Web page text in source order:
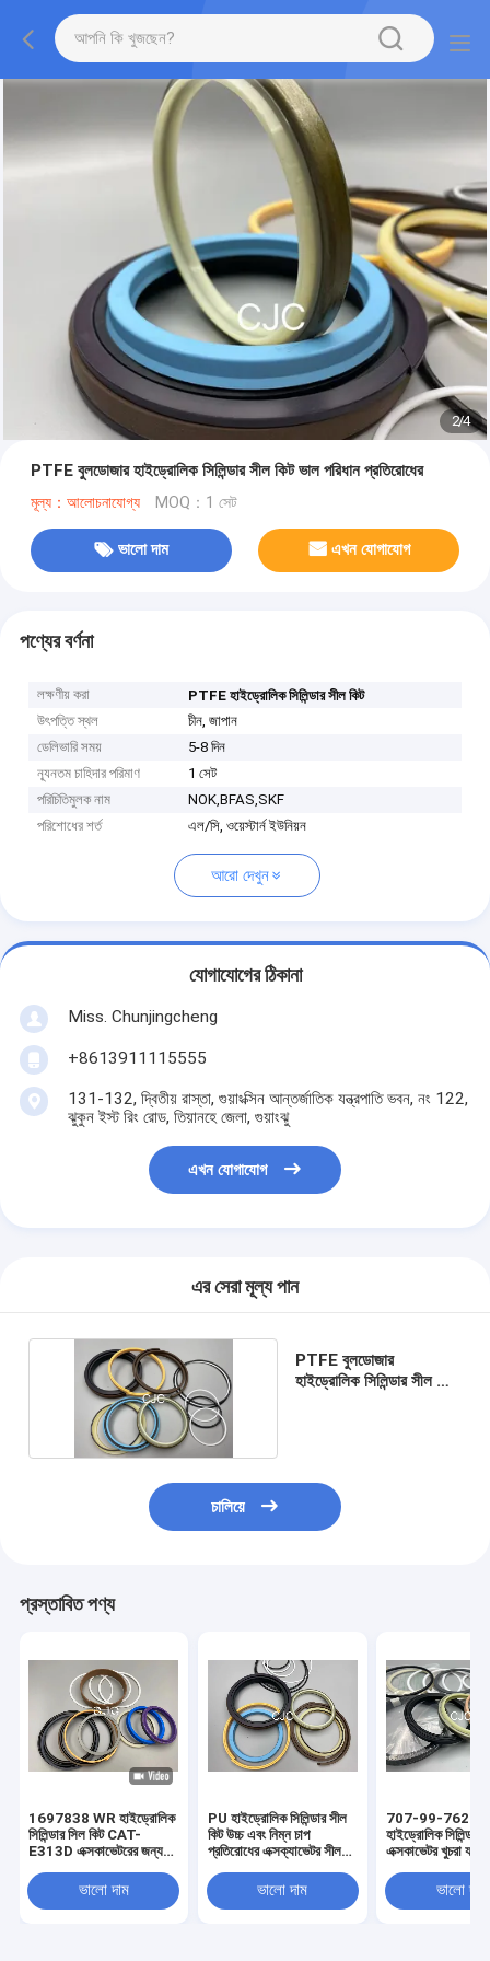
2/4
PTFE বুলডোজার হাইড্রোলিক সিলিন্ডার সীল কিট ভাল পরিধান প্রতিরোধের
মূল্য：আলোচনাযোগ্য MOQ：1 সেট
ভালো দাম এখন যোগাযোগ
পণ্যের বর্ণনা
লক্ষণীয় করা
PTFE হাইড্রোলিক সিলিন্ডার সীল কিট
উৎপত্তি স্থল
চীন, জাপান
ডেলিভারি সময়
5-8 দিন
ন্যূনতম চাহিদার পরিমাণ
1 সেট
পরিচিতিমুলক নাম
NOK,BFAS,SKF
পরিশোধের শর্ত
এল/সি, ওয়েস্টার্ন ইউনিয়ন
আরো দেখুন
যোগাযোগের ঠিকানা
Miss. Chunjingcheng
+8613911115555
131-132, দ্বিতীয় রাস্তা, গুয়াংক্সিন আন্তর্জাতিক যন্ত্রপাতি ভবন, নং 122,
ঝুকুন ইস্ট রিং রোড, তিয়ানহে জেলা, গুয়াংঝু
এখন যোগাযোগ
এর সেরা মূল্য পান
PTFE বুলডোজার
হাইড্রোলিক সিলিন্ডার সীল কিট
চালিয়ে
প্রস্তাবিত পণ্য
1697838 WR হাইড্রোলিক
সিলিন্ডার সিল কিট CAT-
E313D এক্সকাভেটরের জন্য
ভালো দাম
PU হাইড্রোলিক সিলিন্ডার সীল
কিট উচ্চ এবং নিম্ন চাপ
প্রতিরোধের এক্সক্যাভেটর সীল
ভালো দাম
707-99-76260
হাইড্রোলিক সিলিন্ডার
এক্সকাভেটর খুচরা
ভালো দাম